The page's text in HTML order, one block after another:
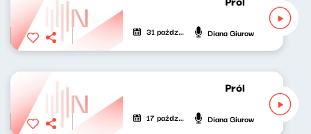
31 października 2025 Diana Giurow
Próbny lot
17 października 2025 Diana Giurow